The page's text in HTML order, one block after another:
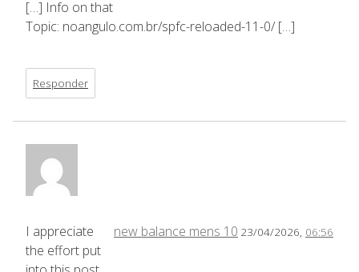
[…] Info on that
Topic: noangulo.com.br/spfc-reloaded-11-0/ […]
Responder
new balance mens 10 23/04/2026, 06:56
I appreciate
the effort put